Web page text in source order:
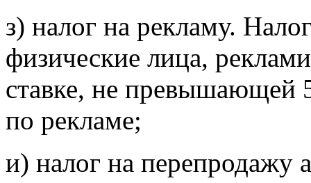
з) налог на рекламу.
физические лица,
ставке, не превышающей
по рекламе;
и) налог на перепродажу